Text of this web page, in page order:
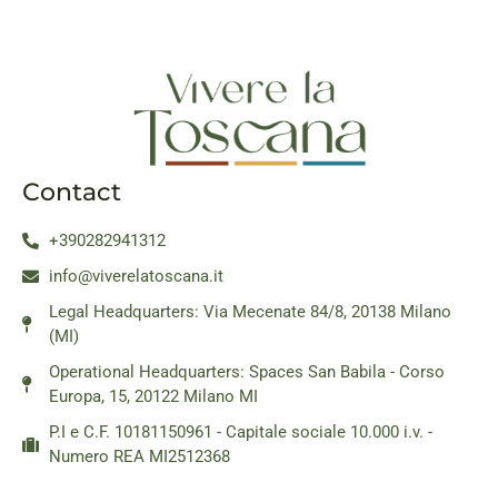
Contact
+390282941312
info@viverelatoscana.it
Legal Headquarters: Via Mecenate 84/8, 20138 Milano
(MI)
Operational Headquarters: Spaces San Babila - Corso
Europa, 15, 20122 Milano MI
P.I e C.F. 10181150961 - Capitale sociale 10.000 i.v. -
Numero REA MI2512368